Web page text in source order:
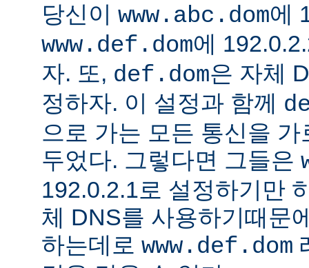
당신이 www.abc.dom에
www.def.dom에
자. 또, def.dom은 자체
정하자. 이 설정과 함께
으로 가는 모든 통신을
두었다. 그렇다면 그들은
192.0.2.1로 설정하기만
체 DNS를 사용하기때문
하는데로 www.def.dom